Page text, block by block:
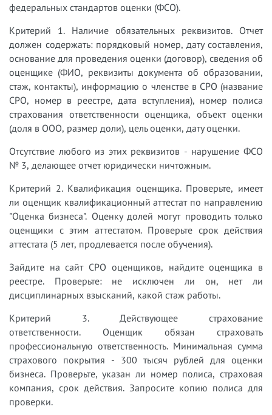
федеральных стандартов оценки (ФСО).
Критерий 1. Наличие обязательных реквизитов. Отчет
должен содержать: порядковый номер, дату составления,
основание для проведения оценки (договор), сведения об
оценщике (ФИО, реквизиты документа об образовании,
стаж, контакты), информацию о членстве в СРО (название
СРО, номер в реестре, дата вступления), номер полиса
страхования ответственности оценщика, объект оценки
(доля в ООО, размер доли), цель оценки, дату оценки.
Отсутствие любого из этих реквизитов - нарушение ФСО
№ 3, делающее отчет юридически ничтожным.
Критерий 2. Квалификация оценщика. Проверьте, имеет
ли оценщик квалификационный аттестат по направлению
"Оценка бизнеса". Оценку долей могут проводить только
оценщики с этим аттестатом. Проверьте срок действия
аттестата (5 лет, продлевается после обучения).
Зайдите на сайт СРО оценщиков, найдите оценщика в
реестре. Проверьте: не исключен ли он, нет ли
дисциплинарных взысканий, какой стаж работы.
Критерий 3. Действующее страхование
ответственности. Оценщик обязан страховать
профессиональную ответственность. Минимальная сумма
страхового покрытия - 300 тысяч рублей для оценки
бизнеса. Проверьте, указан ли номер полиса, страховая
компания, срок действия. Запросите копию полиса для
проверки.